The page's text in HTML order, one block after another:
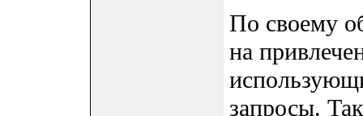
По своему
на
запросы.